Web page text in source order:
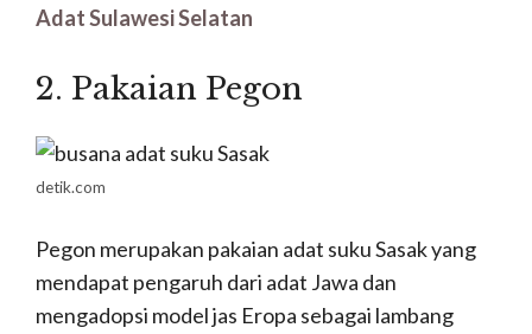
Adat Sulawesi Selatan
2. Pakaian Pegon
detik.com
Pegon merupakan pakaian adat suku Sasak yang
mendapat pengaruh dari adat Jawa dan
mengadopsi model jas Eropa sebagai lambang